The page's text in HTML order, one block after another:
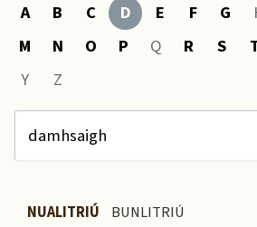
A B C D E F G
M
N O P Q R S
Y
Z
NUALITRIÚ BUNLITRIÚ